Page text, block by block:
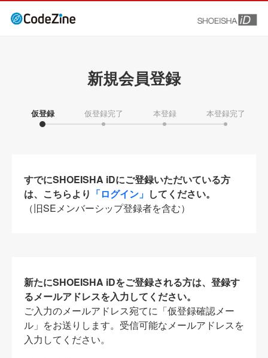
新規会員登録
仮登録 仮登録完了 本登録 本登録完了
すでにSHOEISHA iDにご登録いただいている方
は、こちらより 「ログイン」 してください。
（旧SEメンバーシップ登録者を含む）
新たにSHOEISHA iDをご登録される方は、登録す
るメールアドレスを入力してください。
ご入力のメールアドレス宛てに「仮登録確認メー
ル」をお送りします。受信可能なメールアドレスを
入力してください。